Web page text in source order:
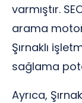
varmıştır.
arama
Şırnaklı
sağlama
Ayrıca,